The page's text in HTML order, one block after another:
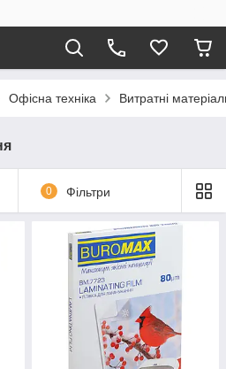
Офісна техніка Витратні
0 Фільтри